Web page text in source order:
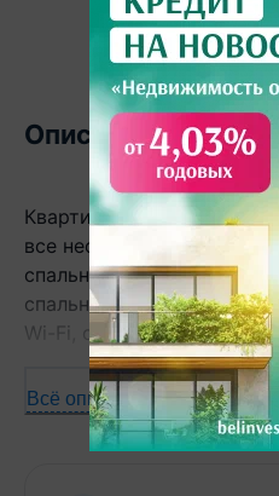
Описание
Квартира для
все необходимое для
спальные места,
спальные
Wi-Fi, стиральная машина.
Всё описание